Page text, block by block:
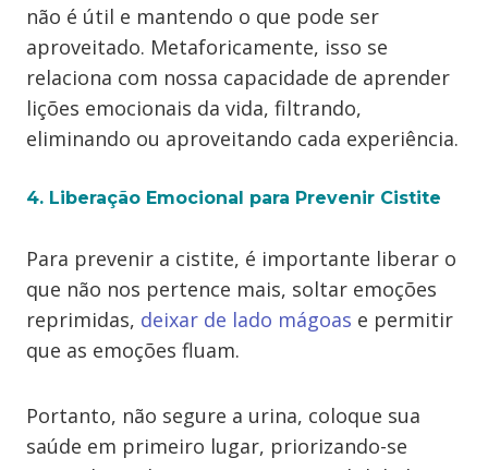
não é útil e mantendo o que pode ser
aproveitado. Metaforicamente, isso se
relaciona com nossa capacidade de aprender
lições emocionais da vida, filtrando,
eliminando ou aproveitando cada experiência.
4. Liberação Emocional para Prevenir Cistite
Para prevenir a cistite, é importante liberar o
que não nos pertence mais, soltar emoções
reprimidas, deixar de lado mágoas e permitir
que as emoções fluam.
Portanto, não segure a urina, coloque sua
saúde em primeiro lugar, priorizando-se